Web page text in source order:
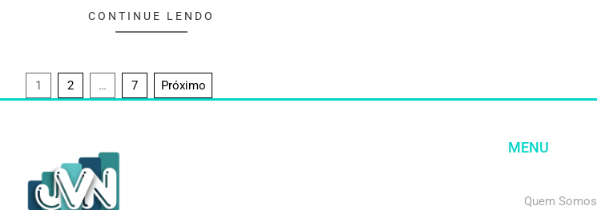
CONTINUE LENDO
1 2 … 7 Próximo
MENU
Quem Somos